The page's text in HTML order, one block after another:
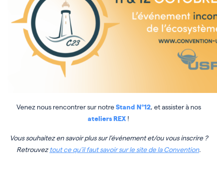
Venez nous rencontrer sur notreStand N°12, et assister à nos
ateliers REX !
Vous souhaitez en savoir plus sur l’événement et/ou vous inscrire ?
Retrouveztout ce qu’il faut savoir sur le site de la Convention.